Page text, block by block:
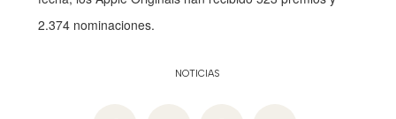
2.374 nominaciones.
NOTICIAS